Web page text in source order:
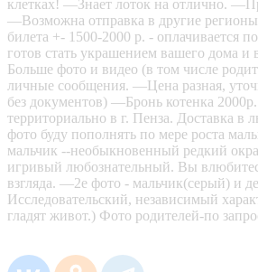
клетках! —Знает лоток на отлично.
—Возможна отправка в другие
билета +- 1500-2000 р. - оплачивается
готов стать украшением вашего дома
Больше фото и видео (в том числе
личные сообщения. —Цена разная,
без документов) —Бронь котенка
территориально в г. Пенза. Доставка
фото буду пополнять по мере роста
мальчик --необыкновенный редкий
игривый любознательный. Вы
взгляда. —2е фото - мальчик(серый) и
Исследовательский, независимый
гладят живот.) Фото родителей-по